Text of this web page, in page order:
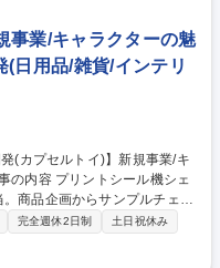
場の動向を読み、次のヒッ
み出す側になれます!! 募集
イナムコG/キャラクターIP/年
事業/キャラクターの魅
(日用品/雑貨/インテリ
商品企画からサンプルチェッ
。少人数チームでスピード感
カプセル
ルチェック ■ＯＥＭ工場との
完全週休2日制
土日祝休み